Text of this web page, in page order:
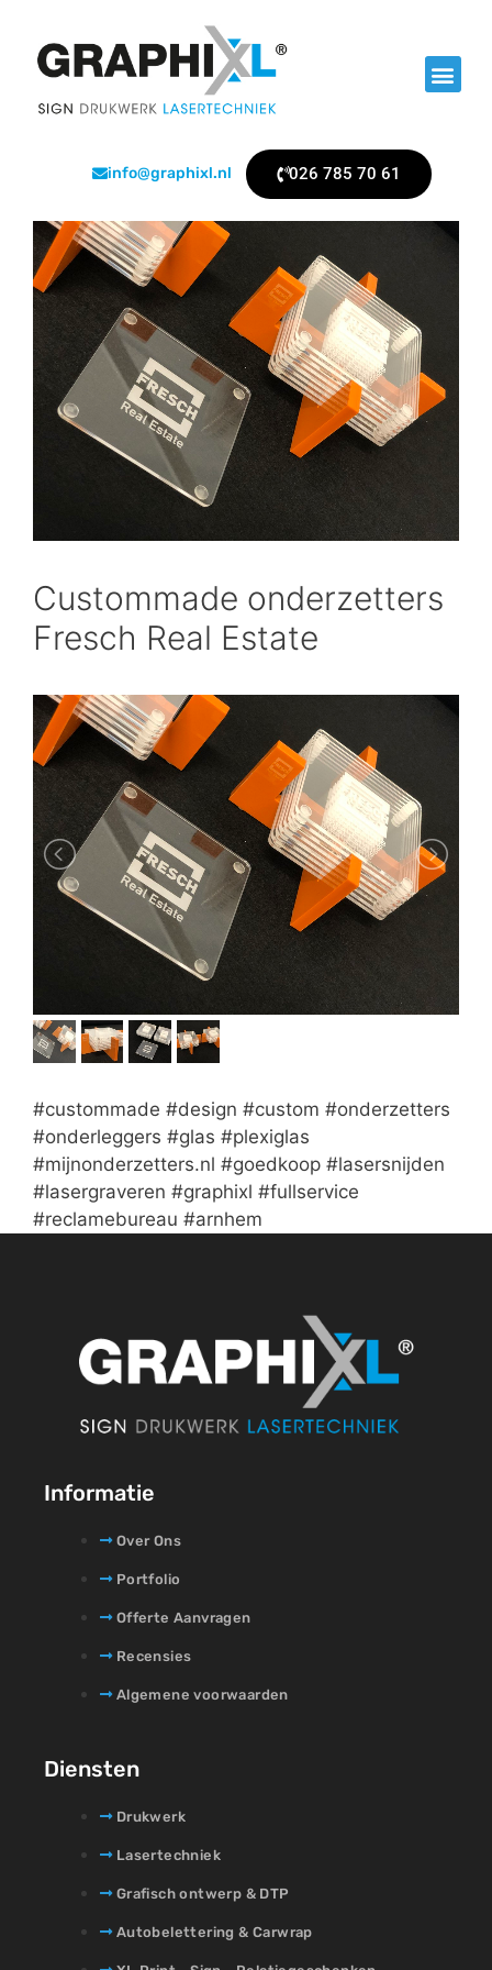
info@graphixl.nl 026 785 70 61
Custommade onderzetters
Fresch Real Estate
#custommade #design #custom #onderzetters
#onderleggers #glas #plexiglas
#mijnonderzetters.nl #goedkoop #lasersnijden
#lasergraveren #graphixl #fullservice
#reclamebureau #arnhem
Informatie
Over Ons
Portfolio
Offerte Aanvragen
Recensies
Algemene voorwaarden
Diensten
Drukwerk
Lasertechniek
Grafisch ontwerp & DTP
Autobelettering & Carwrap